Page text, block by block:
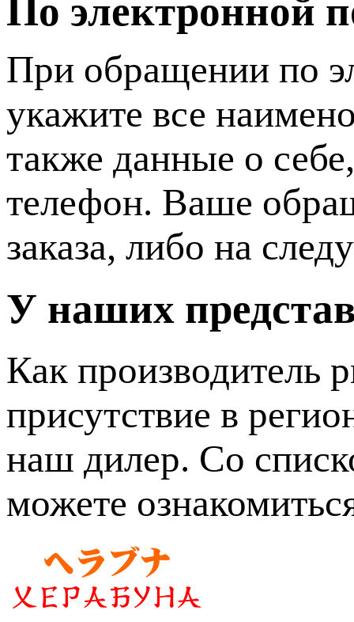
По электронной
При обращении по
укажите все
также данные о
телефон. Ваше
заказа, либо на
У наших
Как производитель
присутствие в
наш дилер. Со
можете